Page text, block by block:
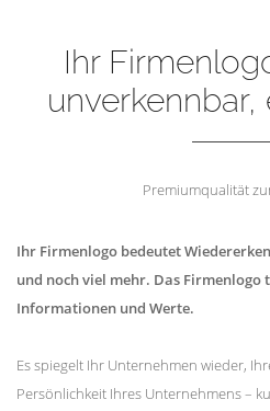
Ihr
unverkennbar,
Premiumqualität
Ihr Firmenlogo bedeutet
und noch viel mehr. Das
Informationen und Werte.
Es spiegelt Ihr Unternehmen wieder,
Persönlichkeit Ihres Unternehmens –